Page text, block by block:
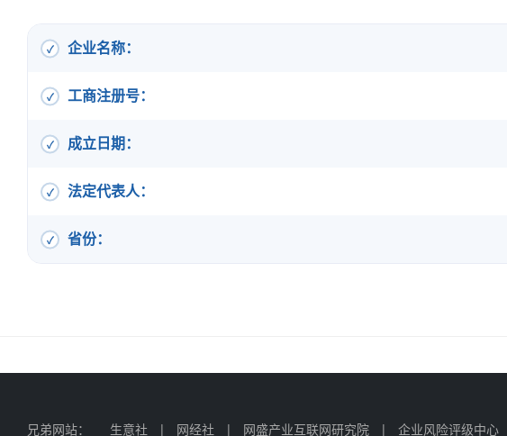
企业名称：
工商注册号：
成立日期：
法定代表人：
省份：
兄弟网站： 生意社 | 网经社 | 网盛产业互联网研究院 | 企业风险评级中心